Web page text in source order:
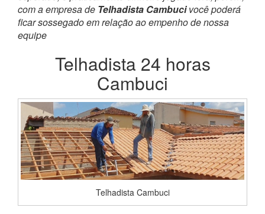
com a empresa de Telhadista Cambucivocê poderá
ficar sossegado em relação ao empenho de nossa
equipe
Telhadista 24 horas
Cambuci
Telhadista Cambuci